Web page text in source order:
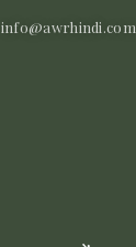
info@awrhindi.com